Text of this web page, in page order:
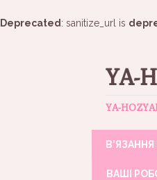
Deprecated : sanitize_url is
YA-
YA-
ВАШІ